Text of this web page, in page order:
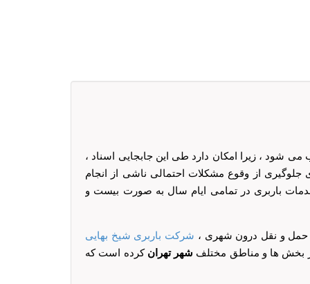
می شود ، زیرا امکان دارد طی این جابجایی اسناد ،
جلوگیری از وقوع مشکلات احتمالی ناشی از انجام
باربری در تمامی ایام سال به صورت بیست و
و نقل درون شهری ، شرکت باربری شیخ بهایی
بخش ها و مناطق مختلف شهر تهران کرده است که